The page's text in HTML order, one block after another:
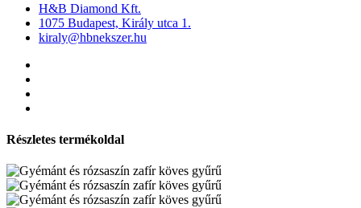
H&B Diamond Kft.
1075 Budapest, Király utca 1.
kiraly@hbnekszer.hu
Részletes termékoldal